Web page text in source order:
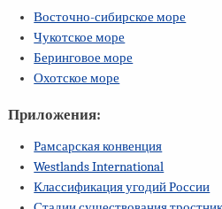
Восточно-сибирское море
Чукотское море
Беринговое море
Охотское море
Приложения:
Рамсарская конвенция
Westlands International
Классификация угодий России